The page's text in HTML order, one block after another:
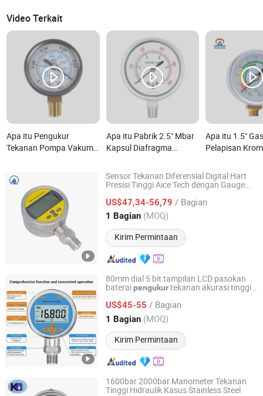
Video Terkait
Apa itu Pengukur
Tekanan Pompa Vakum
Penggunaan Industri
Apa itu Pabrik 2.5" Mbar
Kapsul Diafragma
Semua Baja Tahan Karat
Manometer Gas
Apa itu 1.5"
Pelapisan
Bawah 10kg
Tekanan LPG
Sensor Tekanan Diferensial Digital Hart
Presisi Tinggi Aice Tech dengan Gauge
ISO Sac-131-Bx Instrumen Industri
US$47,34-56,79 / Bagian
1 Bagian (MOQ)
Kirim Permintaan
Jiangsu Aice Instrument Technology Co., Ltd.
Jiangsu, China Harga mulai 2023
80mm dial 5 bit tampilan LCD pasokan
bateraipengukurtekanan akurasi tinggi
dilengkapi penggunaan cepat
stainless steel
US$45-55 / Bagian
1 Bagian (MOQ)
Kirim Permintaan
Nanjing Hangjia Electronic Technology Co., Ltd.
Jiangsu, China Harga mulai 2019
1600bar 2000bar Manometer Tekanan
Tinggi Hidraulik Kasus Stainless Steel